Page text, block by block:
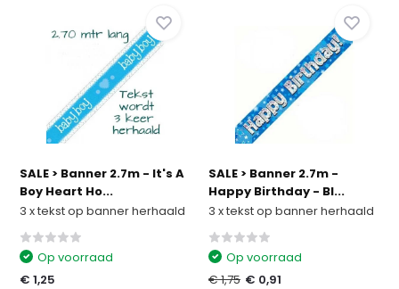
SALE > Banner 2.7m - It's A
Boy Heart Ho...
3 x tekst op banner herhaald
Op voorraad
€ 1,25
SALE > Banner 2.7m -
Happy Birthday - Bl...
3 x tekst op banner herhaald
Op voorraad
€ 1,75 € 0,91